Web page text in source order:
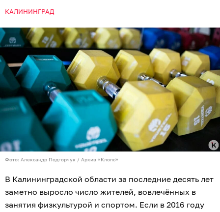
КАЛИНИНГРАД
Фото: Александр Подгорчук / Архив «Клопс»
В Калининградской области за последние десять лет
заметно выросло число жителей, вовлечённых в
занятия физкультурой и спортом. Если в 2016 году